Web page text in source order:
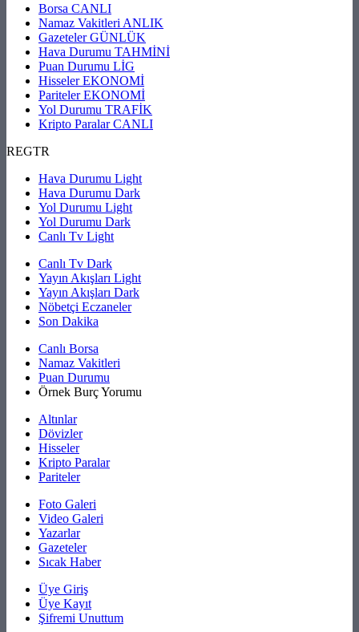
Borsa CANLI
Namaz Vakitleri ANLIK
GazetelerGÜNLÜK
Hava Durumu TAHMİNİ
Puan Durumu LİG
HisselerEKONOMİ
ParitelerEKONOMİ
Yol Durumu TRAFİK
Kripto ParalarCANLI
REGTR
Hava Durumu Light
Hava Durumu Dark
Yol Durumu Light
Yol Durumu Dark
Canlı Tv Light
Canlı Tv Dark
Yayın Akışları Light
Yayın Akışları Dark
Nöbetçi Eczaneler
Son Dakika
Canlı Borsa
Namaz Vakitleri
Puan Durumu
Örnek Burç Yorumu
Altınlar
Dövizler
Hisseler
Kripto Paralar
Pariteler
Foto Galeri
Video Galeri
Yazarlar
Gazeteler
Sıcak Haber
Üye Giriş
Üye Kayıt
Şifremi Unuttum